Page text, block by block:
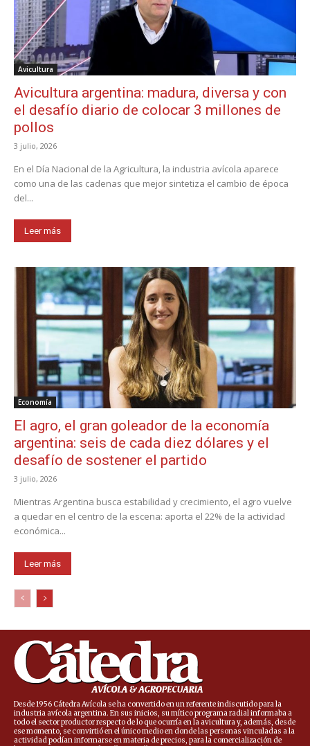
Avicultura
Avicultura argentina: madura, diversa y con
el desafío diario de colocar 3 millones de
pollos
3 julio, 2026
En el Día Nacional de la Agricultura, la industria avícola aparece
como una de las cadenas que mejor sintetiza el cambio de época
del...
Leer más
Economía
El agro, el gran goleador de la economía
argentina: seis de cada diez dólares y el
desafío de sostener el partido
3 julio, 2026
Mientras Argentina busca estabilidad y crecimiento, el agro vuelve
a quedar en el centro de la escena: aporta el 22% de la actividad
económica...
Leer más
Desde 1956 Cátedra Avícola se ha convertido en un referente indiscutido para la
industria avícola argentina. En sus inicios, su mítico programa radial informaba a
todo el sector productor respecto de lo que ocurría en la avicultura y, además, desde
ese momento, se convirtió en el único medio en donde las personas vinculadas a la
actividad podían informarse en materia de precios, para la comercialización de